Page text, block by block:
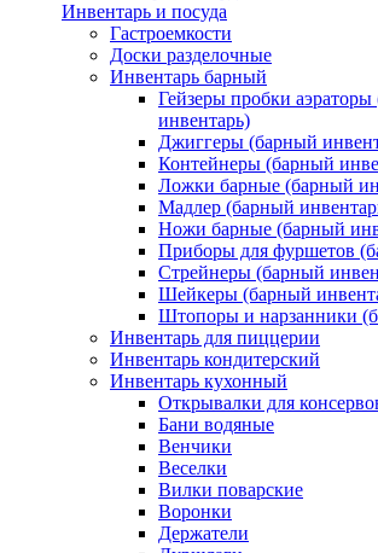
Инвентарь и посуда
Гастроемкости
Доски разделочные
Инвентарь барный
Гейзеры пробки
инвентарь)
Джиггеры (барный
Контейнеры (барный
Ложки барные (барный
Мадлер (барный
Ножи барные (барный
Приборы для фуршетов
Стрейнеры (барный
Шейкеры (барный
Штопоры и нарзанники
Инвентарь для пиццерии
Инвентарь кондитерский
Инвентарь кухонный
Открывалки для
Бани водяные
Венчики
Веселки
Вилки поварские
Воронки
Держатели